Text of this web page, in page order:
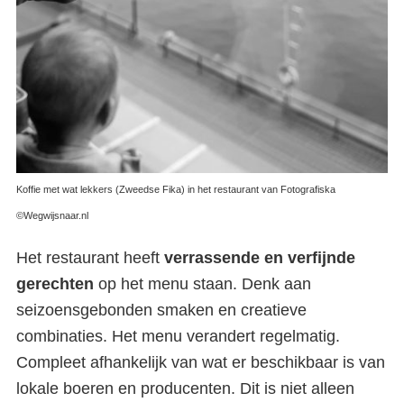
Koffie met wat lekkers (Zweedse Fika) in het restaurant van Fotografiska
©Wegwijsnaar.nl
Het restaurant heeft verrassende en verfijnde
gerechten op het menu staan. Denk aan
seizoensgebonden smaken en creatieve
combinaties. Het menu verandert regelmatig.
Compleet afhankelijk van wat er beschikbaar is van
lokale boeren en producenten. Dit is niet alleen